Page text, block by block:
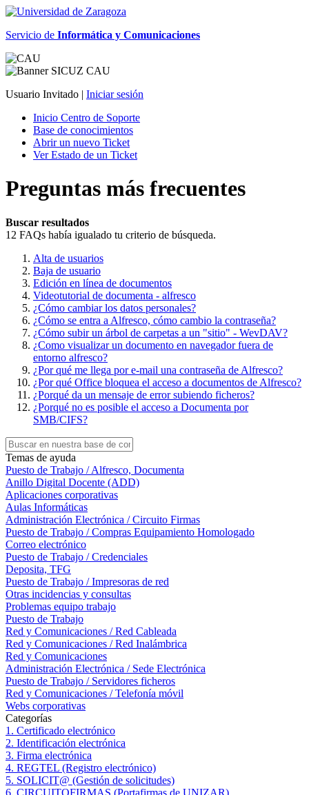
Servicio de Informática y Comunicaciones
Usuario Invitado | Iniciar sesión
Inicio Centro de Soporte
Base de conocimientos
Abrir un nuevo Ticket
Ver Estado de un Ticket
Preguntas más frecuentes
Buscar resultados
12 FAQs había igualado tu criterio de búsqueda.
Alta de usuarios
Baja de usuario
Edición en línea de documentos
Videotutorial de documenta - alfresco
¿Cómo cambiar los datos personales?
¿Cómo se entra a Alfresco, cómo cambio la contraseña?
¿Cómo subir un árbol de carpetas a un "sitio" - WevDAV?
¿Como visualizar un documento en navegador fuera de
entorno alfresco?
¿Por qué me llega por e-mail una contraseña de Alfresco?
¿Por qué Office bloquea el acceso a documentos de Alfresco?
¿Porqué da un mensaje de error subiendo ficheros?
¿Porqué no es posible el acceso a Documenta por
SMB/CIFS?
Temas de ayuda
Puesto de Trabajo / Alfresco, Documenta
Anillo Digital Docente (ADD)
Aplicaciones corporativas
Aulas Informáticas
Administración Electrónica / Circuito Firmas
Puesto de Trabajo / Compras Equipamiento Homologado
Correo electrónico
Puesto de Trabajo / Credenciales
Deposita, TFG
Puesto de Trabajo / Impresoras de red
Otras incidencias y consultas
Problemas equipo trabajo
Puesto de Trabajo
Red y Comunicaciones / Red Cableada
Red y Comunicaciones / Red Inalámbrica
Red y Comunicaciones
Administración Electrónica / Sede Electrónica
Puesto de Trabajo / Servidores ficheros
Red y Comunicaciones / Telefonía móvil
Webs corporativas
Categorías
1. Certificado electrónico
2. Identificación electrónica
3. Firma electrónica
4. REGTEL (Registro electrónico)
5. SOLICIT@ (Gestión de solicitudes)
6. CIRCUITOFIRMAS (Portafirmas de UNIZAR)